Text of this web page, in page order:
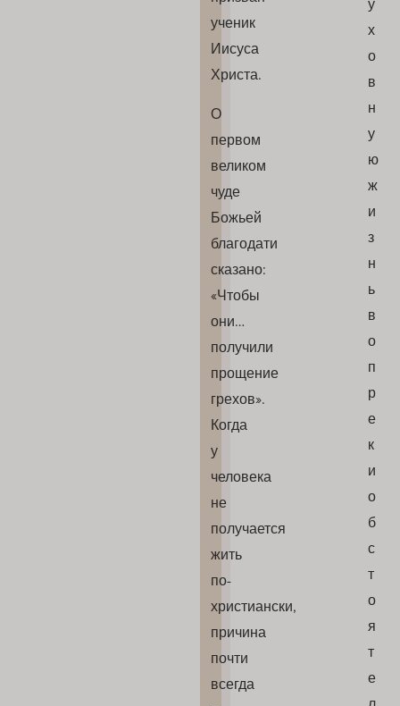
ученик
Иисуса
Христа.
О
первом
великом
чуде
Божьей
благодати
сказано:
«Чтобы
они…
получили
прощение
грехов».
Когда
у
человека
не
получается
жить
по-
христиански,
причина
почти
всегда
х
о
в
н
у
ю
ж
и
з
н
ь
в
о
п
р
е
к
и
о
б
с
т
о
я
т
е